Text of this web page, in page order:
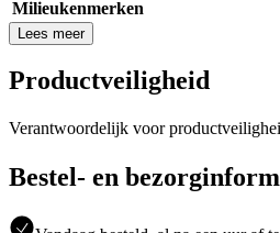
Milieukenmerken
Lees meer
Productveiligheid
Verantwoordelijk voor
Bestel- en